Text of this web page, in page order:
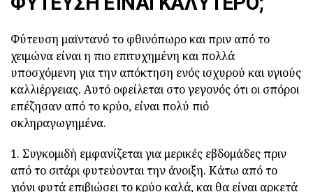
Φύτευση μαϊντανό το φθινόπωρο και πριν από το
χειμώνα είναι η πιο επιτυχημένη και πολλά
υποσχόμενη για την απόκτηση ενός ισχυρού και υγιούς
καλλιέργειας. Αυτό οφείλεται στο γεγονός ότι οι σπόροι
επέζησαν από το κρύο, είναι πολύ πιό
σκληραγωγημένα.
1. Συγκομιδή εμφανίζεται για μερικές εβδομάδες πριν
από το σιτάρι φυτεύονται την άνοιξη. Κάτω από το
χιόνι φυτά επιβιώσει το κρύο καλά, και θα είναι αρκετά